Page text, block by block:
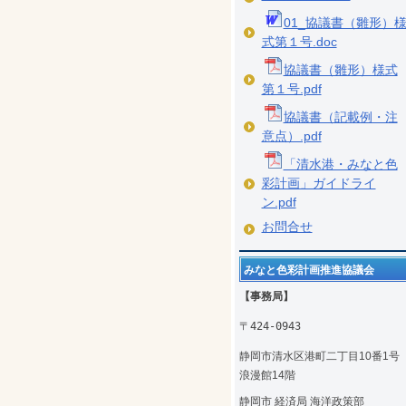
01_協議書（雛形）様
式第１号.doc
協議書（雛形）様式
第１号.pdf
協議書（記載例・注
意点）.pdf
「清水港・みなと色
彩計画」ガイドライ
ン.pdf
お問合せ
みなと色彩計画推進協議会
【事務局】
〒424-0943
静岡市清水区港町二丁目10番1
浪漫館14階
静岡市 経済局 海洋政策部